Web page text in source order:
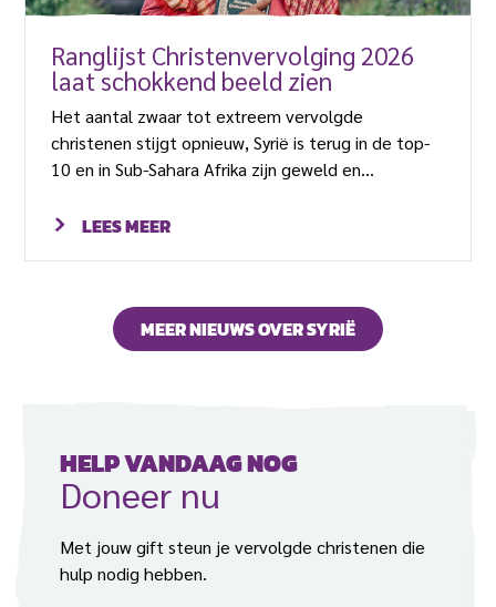
Ranglijst Christenvervolging 2026
laat schokkend beeld zien
Het aantal zwaar tot extreem vervolgde
christenen stijgt opnieuw, Syrië is terug in de top-
10 en in Sub-Sahara Afrika zijn geweld en
enkele van de verontrustende conclusies van de
LEES MEER
MEER NIEUWS OVER SYRIË
HELP VANDAAG NOG
Doneer nu
Met jouw gift steun je vervolgde christenen die
hulp nodig hebben.